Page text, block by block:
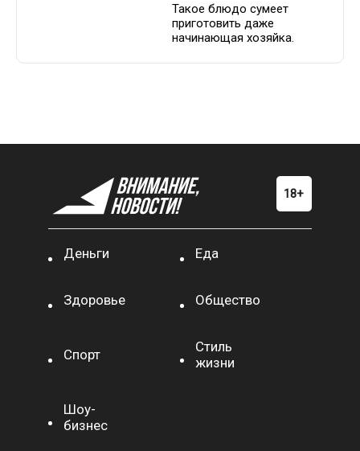
Такое блюдо сумеет
приготовить даже
начинающая хозяйка.
Деньги Еда
Здоровье Общество
Спорт
Стиль
жизни
Шоу-
бизнес